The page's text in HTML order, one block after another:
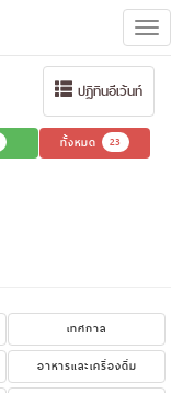
ปฏิทินอีเว้นท์
ทั้งหมด 23
เทศกาล
อาหารและเครื่องดื่ม